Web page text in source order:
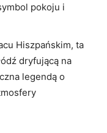
pokoju i
Hiszpańskim, ta
dryfującą na
legendą o